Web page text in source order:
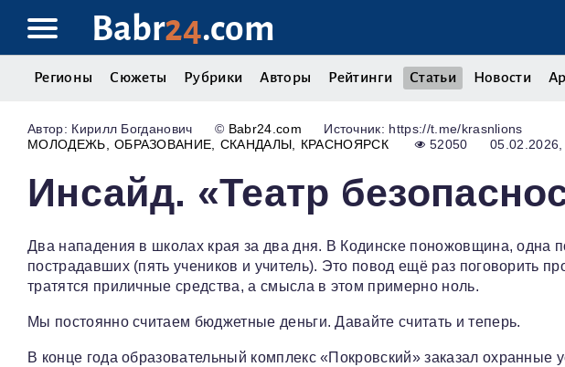
Babr24.com
Регионы Сюжеты Рубрики Авторы Рейтинги Статьи Новости
Кирилл Богданович © Babr24.com
Источник: https://t.me/krasnlions
МОЛОДЕЖЬ
ОБРАЗОВАНИЕ СКАНДАЛЫ КРАСНОЯРСК 52050 05.02.2026,
Инсайд. «Театр
Два нападения в школах края за два дня. В Кодинске поножовщина, одна
пострадавших (пять учеников и учитель). Это повод ещё раз поговорить
тратятся приличные средства, а смысла в этом примерно ноль.
Мы постоянно считаем бюджетные деньги. Давайте считать и теперь.
В конце года образовательный комплекс «Покровский» заказал охранные